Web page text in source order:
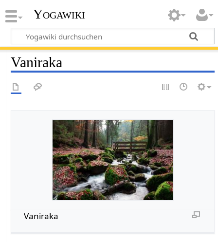
Yogawiki
Vaniraka
Vaniraka